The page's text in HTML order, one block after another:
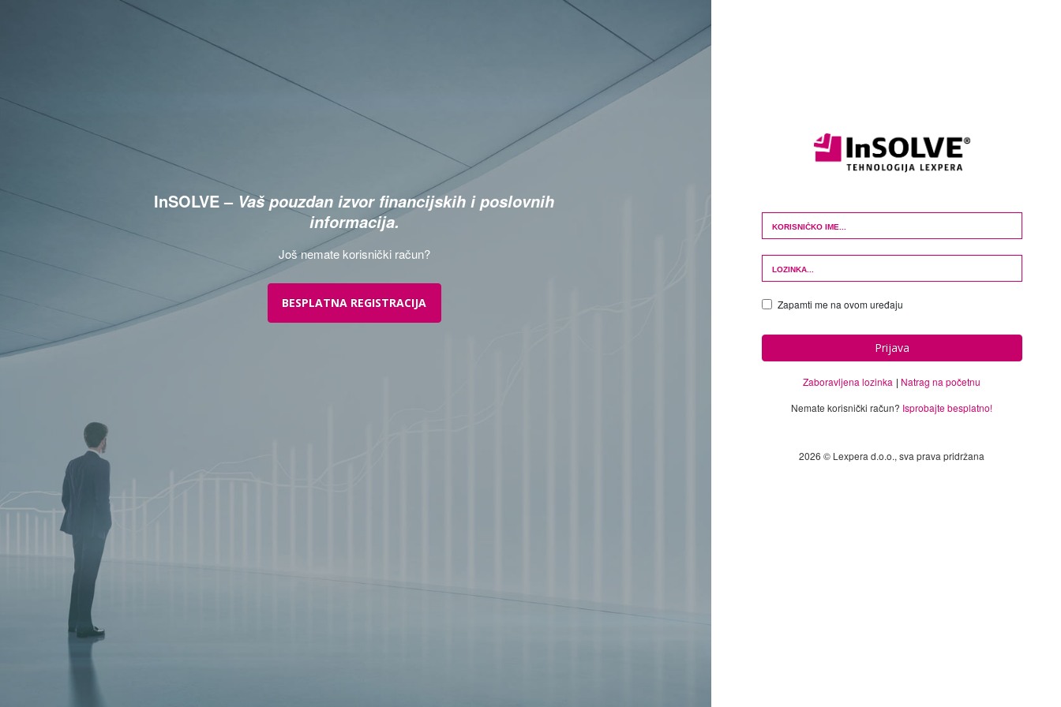
InSOLVE – Vaš pouzdan izvor financijskih i poslovnih
informacija.
Još nemate korisnički račun?
BESPLATNA REGISTRACIJA
Login Form
Zapamti me na ovom uređaju
Prijava
Zaboravljena lozinka
Natrag na početnu
Nemate korisnički račun? Isprobajte besplatno!
2026 © Lexpera d.o.o., sva prava pridržana